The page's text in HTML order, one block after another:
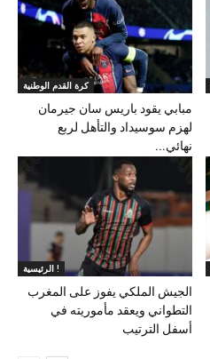
كرة القدم الوطنية
مبابي يقود باريس سان جيرمان
لهزم سوسيداد والتأهل لربع
نهائي...
الرئيسية !
الجيش الملكي يفوز على المغرب
التطواني ويعقد مأموريته في
أسفل الترتيب